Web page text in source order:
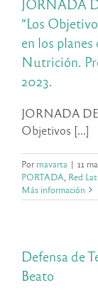
JORNADA
“Los
en los
Nutrición.
2023.
JORNADA
Objetivos [...]
Porrnavarta | 11
PORTADA Red
Más información
Defensa de
Beato